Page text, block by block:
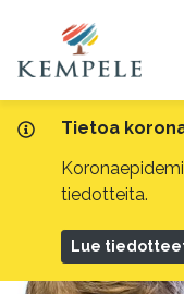
Tietoa
tiedotteita.
Lue